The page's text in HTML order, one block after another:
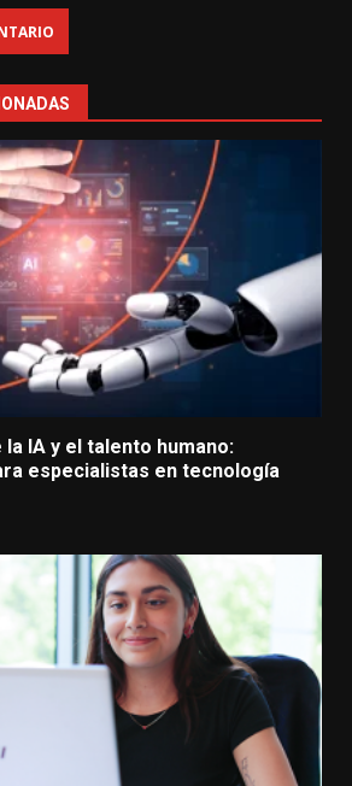
IA y el talento humano:
especialistas en tecnología